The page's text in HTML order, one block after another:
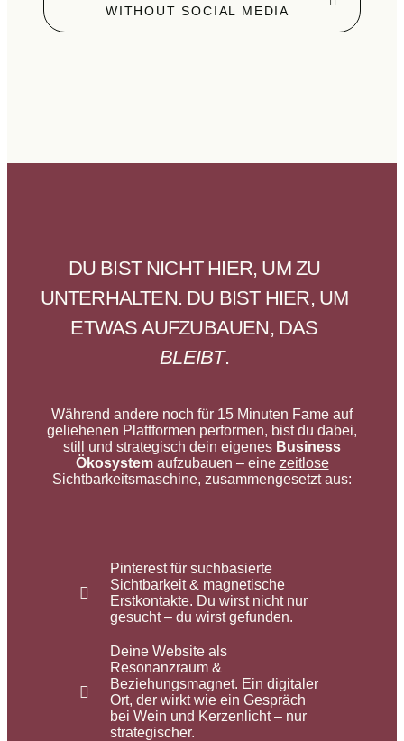
WITHOUT SOCIAL MEDIA
DU BIST NICHT HIER, UM ZU
UNTERHALTEN. DU BIST HIER, UM
ETWAS AUFZUBAUEN, DAS
BLEIBT.
Während andere noch für 15 Minuten Fame auf
geliehenen Plattformen performen, bist du dabei,
still und strategisch dein eigenes Business
Ökosystemaufzubauen – eine zeitlose
Sichtbarkeitsmaschine, zusammengesetzt aus:
Pinterest für suchbasierte
Sichtbarkeit & magnetische
Erstkontakte. Du wirst nicht nur
gesucht – du wirst gefunden.
Deine Website als
Resonanzraum &
Beziehungsmagnet. Ein digitaler
Ort, der wirkt wie ein Gespräch
bei Wein und Kerzenlicht – nur
strategischer.